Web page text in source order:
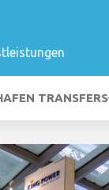
TRANSFERS